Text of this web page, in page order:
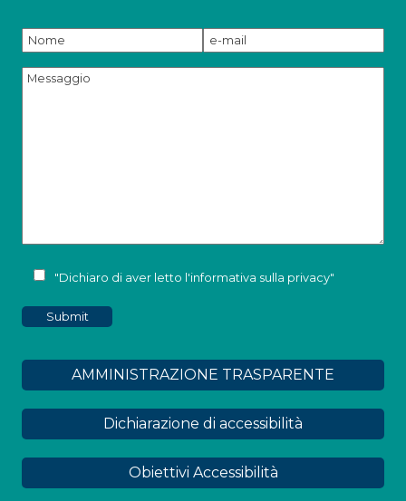
"Dichiaro di aver letto l'informativa sulla privacy"
AMMINISTRAZIONE TRASPARENTE
Dichiarazione di accessibilità
Obiettivi Accessibilità